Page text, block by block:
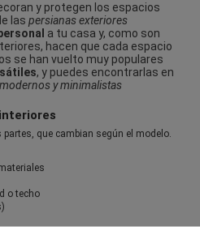
y protegen los espacios
las persianas exteriores
a tu casa y, como son
hacen que cada espacio
se han vuelto muy populares
, y puedes encontrarlas en
y minimalistas
que cambian según el modelo.
o techo